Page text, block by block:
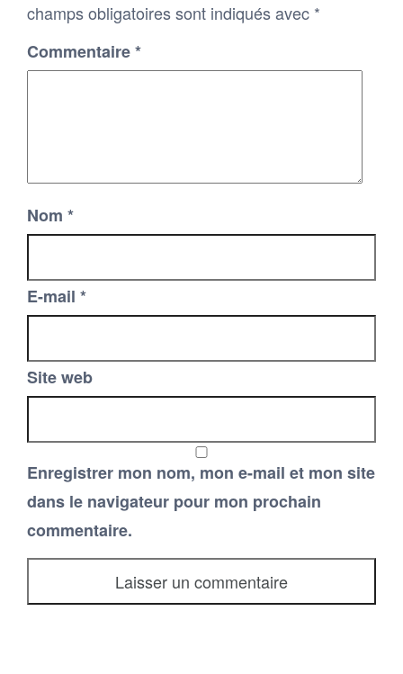
champs obligatoires sont indiqués avec *
Commentaire*
Nom *
E-mail *
Site web
Enregistrer mon nom, mon e-mail et mon site
dans le navigateur pour mon prochain
commentaire.